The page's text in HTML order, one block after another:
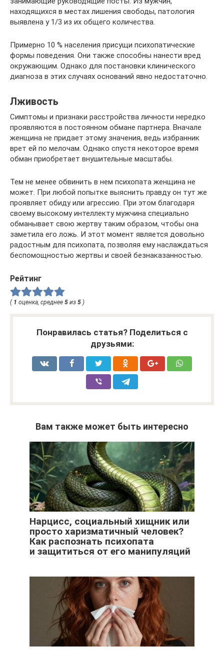
находящихся в местах лишения свободы, патология
выявлена у 1/3 из их общего количества.
Примерно 10 % населения присущи психопатические
формы поведения. Они также способны нанести вред
окружающим. Однако для постановки клинического
диагноза в этих случаях оснований явно недостаточно.
Лживость
Симптомы и признаки расстройства личности нередко
проявляются в постоянном обмане партнера. Вначале
женщина не придает этому значения, ведь избранник
врет ей по мелочам. Однако спустя некоторое время
обман приобретает внушительные масштабы.
Тем не менее обвинить в нем психопата женщина не
может. При любой попытке выяснить правду он тут же
проявляет обиду или агрессию. При этом благодаря
своему высокому интеллекту мужчина специально
обманывает свою жертву таким образом, чтобы она
заметила его ложь. И этот момент является довольно
радостным для психопата, позволяя ему наслаждаться
беспомощностью жертвы и своей безнаказанностью.
Рейтинг
( 1 оценка, среднее 5 из 5 )
Понравилась статья? Поделиться с
друзьями:
Вам также может быть интересно
Нарцисс, социальный хищник или
просто харизматичный человек?
Как распознать психопата
и защититься от его манипуляций